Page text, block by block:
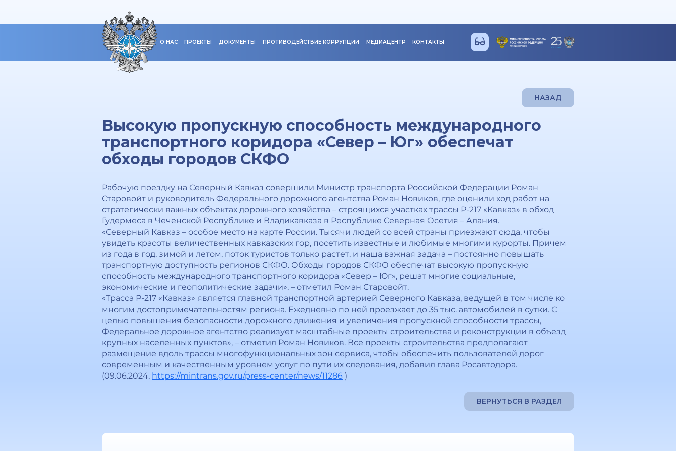
О НАС ПРОЕКТЫ ДОКУМЕНТЫ ПРОТИВОДЕЙСТВИЕ КОРРУПЦИИ МЕДИАЦЕНТР КОНТАКТЫ
НАЗАД
Высокую пропускную способность международного
транспортного коридора «Север – Юг» обеспечат
обходы городов СКФО
Рабочую поездку на Северный Кавказ совершили Министр транспорта Российской Федерации Роман
Старовойт и руководитель Федерального дорожного агентства Роман Новиков, где оценили ход работ на
стратегически важных объектах дорожного хозяйства – строящихся участках трассы Р-217 «Кавказ» в обход
Гудермеса в Чеченской Республике и Владикавказа в Республике Северная Осетия – Алания.
«Северный Кавказ – особое место на карте России. Тысячи людей со всей страны приезжают сюда, чтобы
увидеть красоты величественных кавказских гор, посетить известные и любимые многими курорты. Причем
из года в год, зимой и летом, поток туристов только растет, и наша важная задача – постоянно повышать
транспортную доступность регионов СКФО. Обходы городов СКФО обеспечат высокую пропускную
способность международного транспортного коридора «Север – Юг», решат многие социальные,
экономические и геополитические задачи», – отметил Роман Старовойт.
«Трасса Р-217 «Кавказ» является главной транспортной артерией Северного Кавказа, ведущей в том числе ко
многим достопримечательностям региона. Ежедневно по ней проезжает до 35 тыс. автомобилей в сутки. С
целью повышения безопасности дорожного движения и увеличения пропускной способности трассы,
Федеральное дорожное агентство реализует масштабные проекты строительства и реконструкции в объезд
крупных населенных пунктов», – отметил Роман Новиков. Все проекты строительства предполагают
размещение вдоль трассы многофункциональных зон сервиса, чтобы обеспечить пользователей дорог
современным и качественным уровнем услуг по пути их следования, добавил глава Росавтодора.
(09.06.2024, https://mintrans.gov.ru/press-center/news/11286 )
ВЕРНУТЬСЯ В РАЗДЕЛ